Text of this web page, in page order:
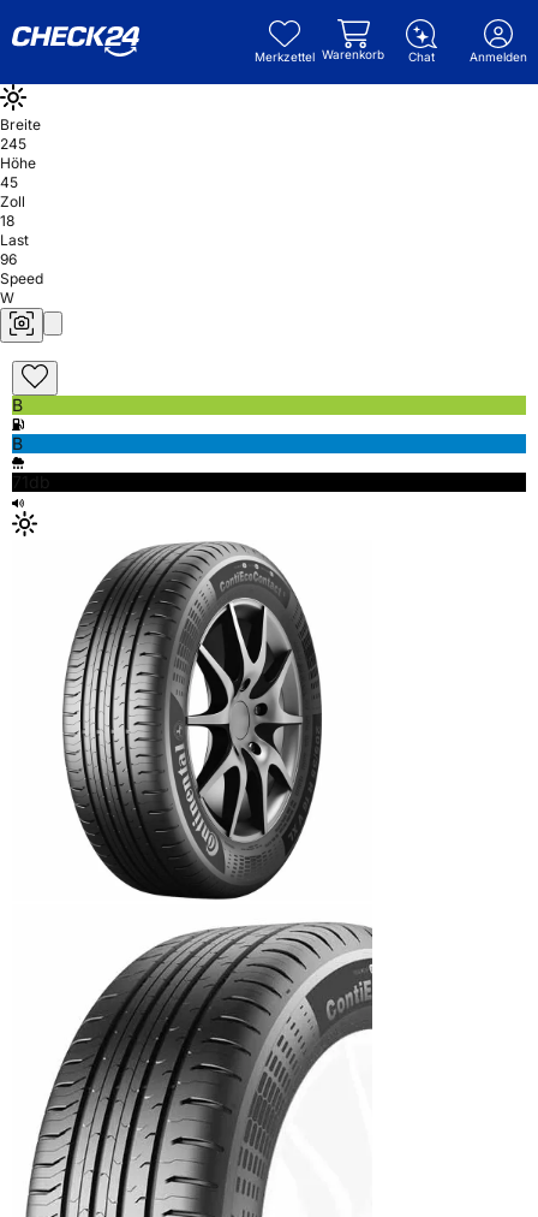
Merkzettel Warenkorb Chat Anmelden
Breite
245
Höhe
45
Zoll
18
Last
96
Speed
W
B
B
71db